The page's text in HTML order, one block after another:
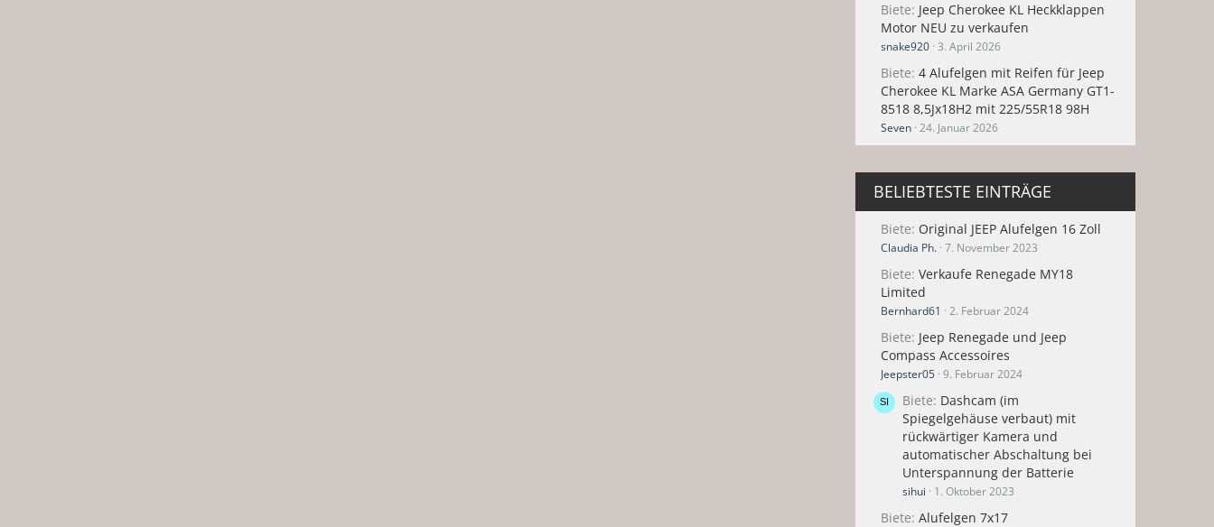
Biete Jeep Cherokee KL Heckklappen
Motor NEU zu verkaufen
snake920 3. April 2026
Biete 4 Alufelgen mit Reifen für Jeep
Cherokee KL Marke ASA Germany GT1-
8518 8,5Jx18H2 mit 225/55R18 98H
Seven 24. Januar 2026
BELIEBTESTE EINTRÄGE
Biete Original JEEP Alufelgen 16 Zoll
Claudia Ph. 7. November 2023
Biete Verkaufe Renegade MY18
Limited
Bernhard61 2. Februar 2024
Biete Jeep Renegade und Jeep
Compass Accessoires
Jeepster05 9. Februar 2024
Biete Dashcam (im
Spiegelgehäuse verbaut) mit
rückwärtiger Kamera und
automatischer Abschaltung bei
Unterspannung der Batterie
sihui 1. Oktober 2023
Biete Alufelgen 7x17